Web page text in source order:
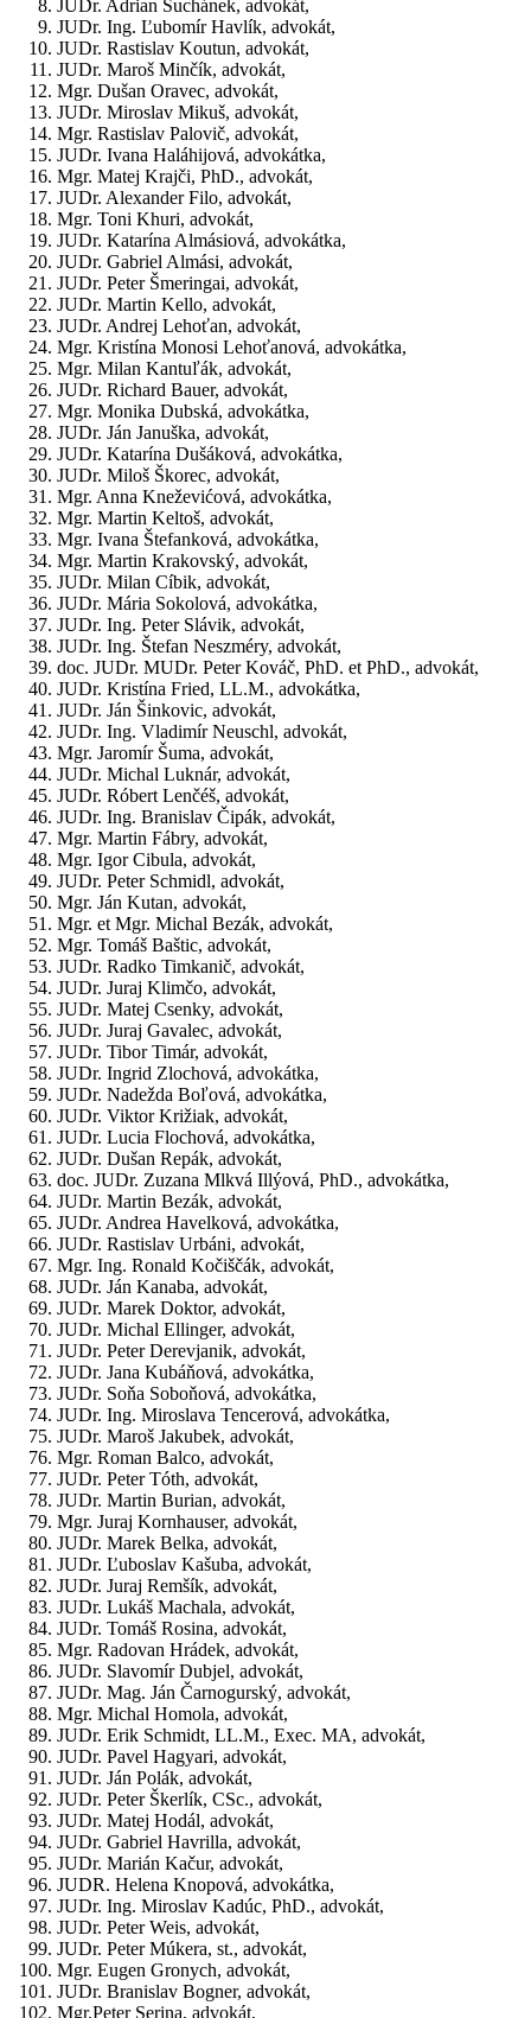
JUDr. Adrian Suchánek, advokát,
JUDr. Ing. Ľubomír Havlík, advokát,
JUDr. Rastislav Koutun, advokát,
JUDr. Maroš Minčík, advokát,
Mgr. Dušan Oravec, advokát,
JUDr. Miroslav Mikuš, advokát,
Mgr. Rastislav Palovič, advokát,
JUDr. Ivana Haláhijová, advokátka,
Mgr. Matej Krajči, PhD., advokát,
JUDr. Alexander Filo, advokát,
Mgr. Toni Khuri, advokát,
JUDr. Katarína Almásiová, advokátka,
JUDr. Gabriel Almási, advokát,
JUDr. Peter Šmeringai, advokát,
JUDr. Martin Kello, advokát,
JUDr. Andrej Lehoťan, advokát,
Mgr. Kristína Monosi Lehoťanová, advokátka,
Mgr. Milan Kantuľák, advokát,
JUDr. Richard Bauer, advokát,
Mgr. Monika Dubská, advokátka,
JUDr. Ján Januška, advokát,
JUDr. Katarína Dušáková, advokátka,
JUDr. Miloš Škorec, advokát,
Mgr. Anna Kneževićová, advokátka,
Mgr. Martin Keltoš, advokát,
Mgr. Ivana Štefanková, advokátka,
Mgr. Martin Krakovský, advokát,
JUDr. Milan Cíbik, advokát,
JUDr. Mária Sokolová, advokátka,
JUDr. Ing. Peter Slávik, advokát,
JUDr. Ing. Štefan Neszméry, advokát,
doc. JUDr. MUDr. Peter Kováč, PhD. et PhD., advokát,
JUDr. Kristína Fried, LL.M., advokátka,
JUDr. Ján Šinkovic, advokát,
JUDr. Ing. Vladimír Neuschl, advokát,
Mgr. Jaromír Šuma, advokát,
JUDr. Michal Luknár, advokát,
JUDr. Róbert Lenčéš, advokát,
JUDr. Ing. Branislav Čipák, advokát,
Mgr. Martin Fábry, advokát,
Mgr. Igor Cibula, advokát,
JUDr. Peter Schmidl, advokát,
Mgr. Ján Kutan, advokát,
Mgr. et Mgr. Michal Bezák, advokát,
Mgr. Tomáš Baštic, advokát,
JUDr. Radko Timkanič, advokát,
JUDr. Juraj Klimčo, advokát,
JUDr. Matej Csenky, advokát,
JUDr. Juraj Gavalec, advokát,
JUDr. Tibor Timár, advokát,
JUDr. Ingrid Zlochová, advokátka,
JUDr. Nadežda Boľová, advokátka,
JUDr. Viktor Križiak, advokát,
JUDr. Lucia Flochová, advokátka,
JUDr. Dušan Repák, advokát,
doc. JUDr. Zuzana Mlkvá Illýová, PhD., advokátka,
JUDr. Martin Bezák, advokát,
JUDr. Andrea Havelková, advokátka,
JUDr. Rastislav Urbáni, advokát,
Mgr. Ing. Ronald Kočiščák, advokát,
JUDr. Ján Kanaba, advokát,
JUDr. Marek Doktor, advokát,
JUDr. Michal Ellinger, advokát,
JUDr. Peter Derevjanik, advokát,
JUDr. Jana Kubáňová, advokátka,
JUDr. Soňa Soboňová, advokátka,
JUDr. Ing. Miroslava Tencerová, advokátka,
JUDr. Maroš Jakubek, advokát,
Mgr. Roman Balco, advokát,
JUDr. Peter Tóth, advokát,
JUDr. Martin Burian, advokát,
Mgr. Juraj Kornhauser, advokát,
JUDr. Marek Belka, advokát,
JUDr. Ľuboslav Kašuba, advokát,
JUDr. Juraj Remšík, advokát,
JUDr. Lukáš Machala, advokát,
JUDr. Tomáš Rosina, advokát,
Mgr. Radovan Hrádek, advokát,
JUDr. Slavomír Dubjel, advokát,
JUDr. Mag. Ján Čarnogurský, advokát,
Mgr. Michal Homola, advokát,
JUDr. Erik Schmidt, LL.M., Exec. MA, advokát,
JUDr. Pavel Hagyari, advokát,
JUDr. Ján Polák, advokát,
JUDr. Peter Škerlík, CSc., advokát,
JUDr. Matej Hodál, advokát,
JUDr. Gabriel Havrilla, advokát,
JUDr. Marián Kačur, advokát,
JUDR. Helena Knopová, advokátka,
JUDr. Ing. Miroslav Kadúc, PhD., advokát,
JUDr. Peter Weis, advokát,
JUDr. Peter Múkera, st., advokát,
Mgr. Eugen Gronych, advokát,
JUDr. Branislav Bogner, advokát,
Mgr.Peter Serina, advokát,